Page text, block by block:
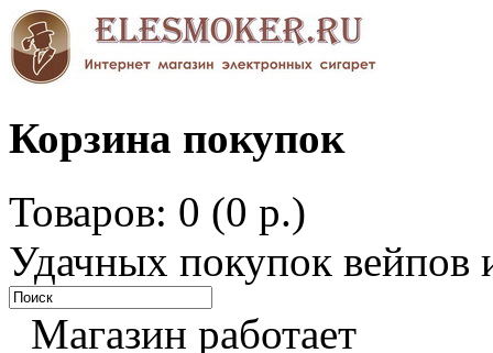
Корзина покупок
Товаров: 0 (0 р.)
Удачных покупок вейпов
Магазин работает